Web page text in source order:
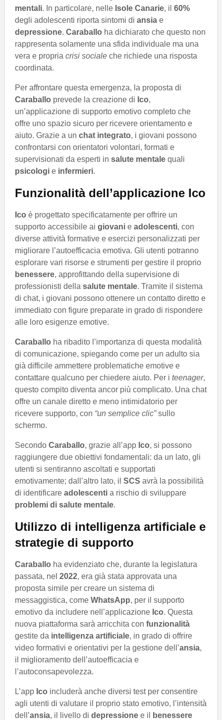
mentali. In particolare, nelle Isole Canarie, il 60%
degli adolescenti riporta sintomi di ansia e
depressione. Caraballo ha dichiarato che questo non
rappresenta solamente una sfida individuale ma una
vera e propria crisi sociale che richiede una risposta
coordinata.
Per affrontare questa emergenza, la proposta di
Caraballo prevede la creazione di Ico,
un’applicazione di supporto emotivo completo che
offre uno spazio sicuro per ricevere orientamento e
aiuto. Grazie a un chat integrato, i giovani possono
confrontarsi con orientatori volontari, formati e
supervisionati da esperti in salute mentale quali
psicologi e infermieri.
Funzionalità dell’applicazione Ico
Ico è progettato specificatamente per offrire un
supporto accessibile ai giovani e adolescenti, con
diverse attività formative e esercizi personalizzati per
migliorare l’autoefficacia emotiva. Gli utenti potranno
esplorare vari risorse e strumenti per gestire il proprio
benessere, approfittando della supervisione di
professionisti della salute mentale. Tramite il sistema
di chat, i giovani possono ottenere un contatto diretto e
immediato con figure preparate in grado di rispondere
alle loro esigenze emotive.
Caraballo ha ribadito l’importanza di questa modalità
di comunicazione, spiegando come per un adulto sia
già difficile ammettere problematiche emotive e
contattare qualcuno per chiedere aiuto. Per i teenager,
questo compito diventa ancor più complicato. Una chat
offre un canale diretto e meno intimidatorio per
ricevere supporto, con “un semplice clic”sullo
schermo.
Secondo Caraballo, grazie all’app Ico, si possono
raggiungere due obiettivi fondamentali: da un lato, gli
utenti si sentiranno ascoltati e supportati
emotivamente; dall’altro lato, il SCS avrà la possibilità
di identificare adolescenti a rischio di sviluppare
problemi di salute mentale.
Utilizzo di intelligenza artificiale e
strategie di supporto
Caraballo ha evidenziato che, durante la legislatura
passata, nel 2022, era già stata approvata una
proposta simile per creare un sistema di
messaggistica, come WhatsApp, per il supporto
emotivo da includere nell’applicazione Ico. Questa
nuova piattaforma sarà arricchita con funzionalità
gestite da intelligenza artificiale, in grado di offrire
video formativi e orientativi per la gestione dell’ansia,
il miglioramento dell’autoefficacia e
l’autoconsapevolezza.
L’app Ico includerà anche diversi test per consentire
agli utenti di valutare il proprio stato emotivo, l’intensità
dell’ansia, il livello di depressione e il
benessere